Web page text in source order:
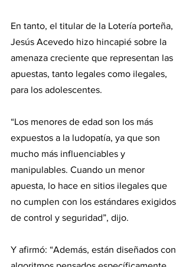
En tanto, el titular de la Lotería porteña,
Jesús Acevedo hizo hincapié sobre la
amenaza creciente que representan las
apuestas, tanto legales como ilegales,
para los adolescentes.
“Los menores de edad son los más
expuestos a la ludopatía, ya que son
mucho más influenciables y
manipulables. Cuando un menor
apuesta, lo hace en sitios ilegales que
no cumplen con los estándares exigidos
de control y seguridad”, dijo.
Y afirmó: “Además, están diseñados con